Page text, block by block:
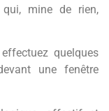
mine de rien,
quelques
une fenêtre